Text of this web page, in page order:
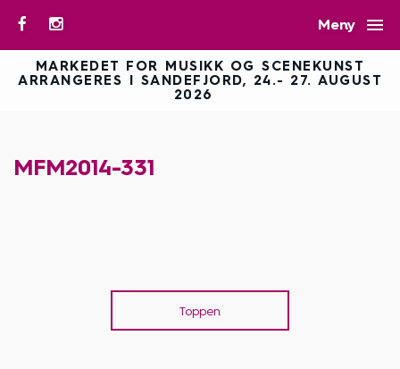
Meny 
MARKEDET FOR MUSIKK OG SCENEKUNST
ARRANGERES I SANDEFJORD, 24.- 27. AUGUST
2026
MFM2014-331
Toppen